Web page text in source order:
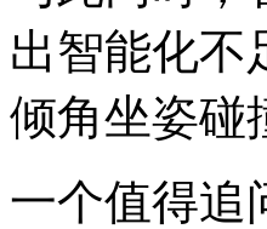
出智能化不
倾角坐姿碰
一个值得追